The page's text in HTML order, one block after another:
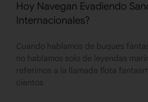
Hoy Navegan Evadiendo
Internacionales?
Cuando hablamos de buques
no hablamos solo de leyendas
referimos a la llamada flota
cientos